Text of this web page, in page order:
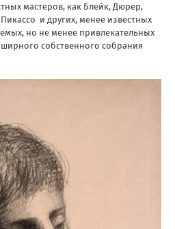
мастеров, как Блейк, Дюрер,
и других, менее известных
но не менее привлекательных
собственного собрания